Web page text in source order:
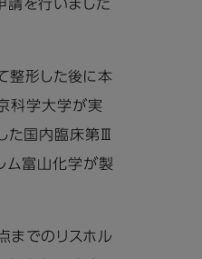
請を行いました
整形した後に本
科学大学が実
た国内臨床第Ⅲ
ム富山化学が製
までのリスホル